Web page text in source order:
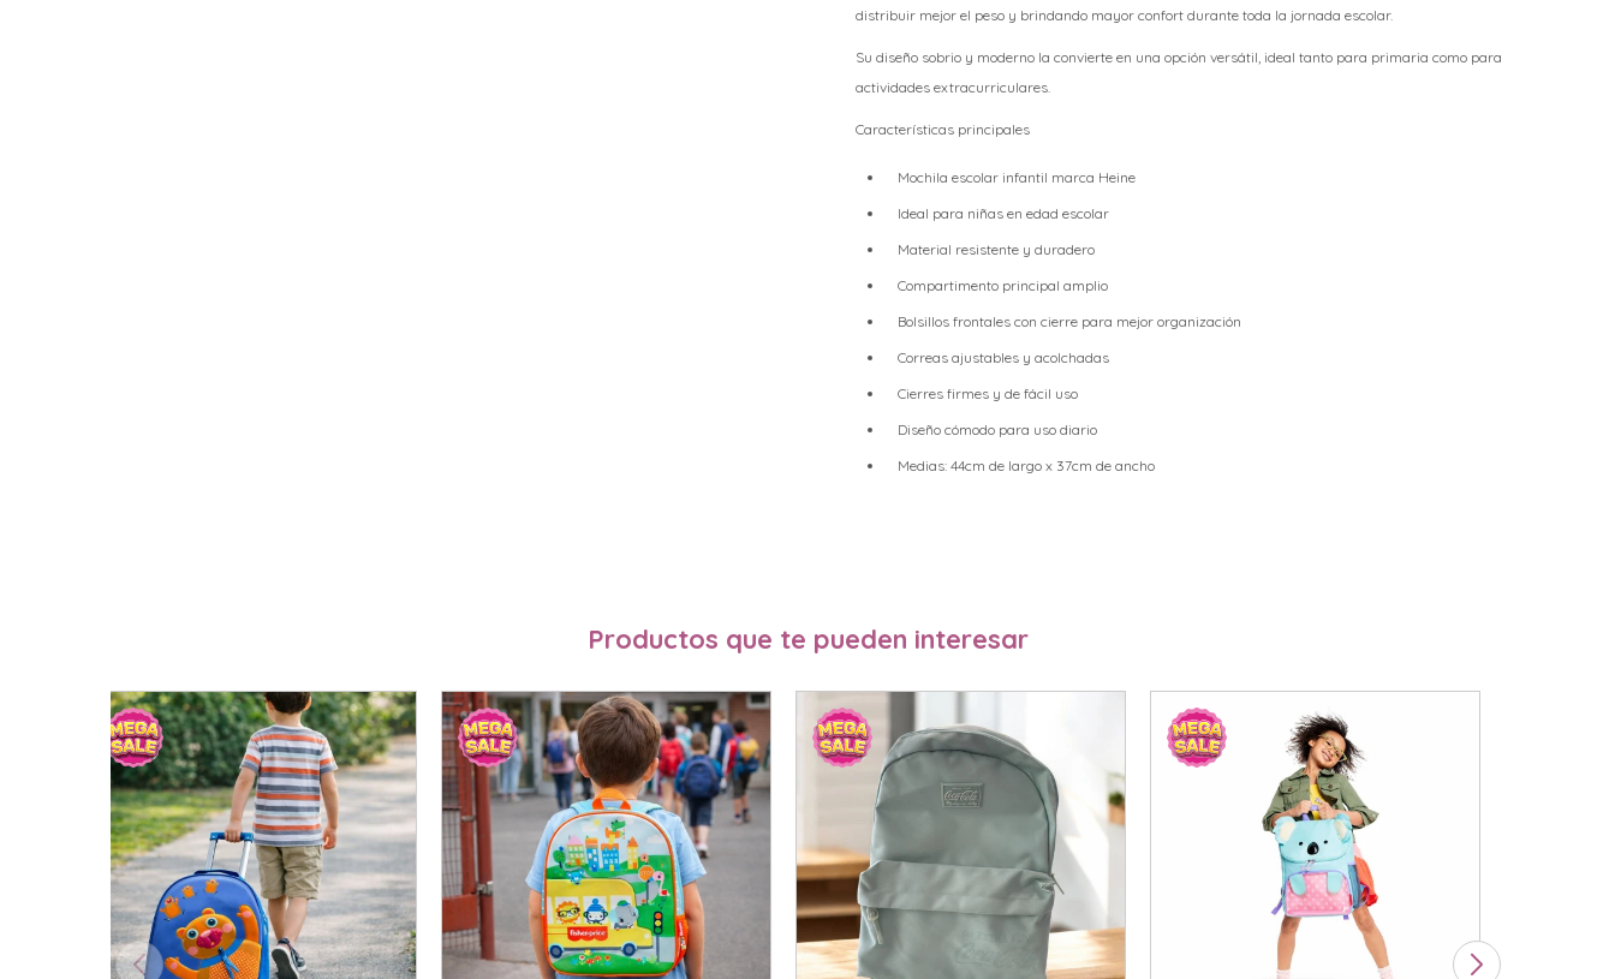
distribuir mejor el peso y brindando mayor confort durante toda la jornada escolar.
Su diseño sobrio y moderno la convierte en una opción versátil, ideal tanto para primaria como para
actividades extracurriculares.
Características principales
Mochila escolar infantil marca Heine
Ideal para niñas en edad escolar
Material resistente y duradero
Compartimento principal amplio
Bolsillos frontales con cierre para mejor organización
Correas ajustables y acolchadas
Cierres firmes y de fácil uso
Diseño cómodo para uso diario
Medias: 44cm de largo x 37cm de ancho
Productos que te pueden interesar